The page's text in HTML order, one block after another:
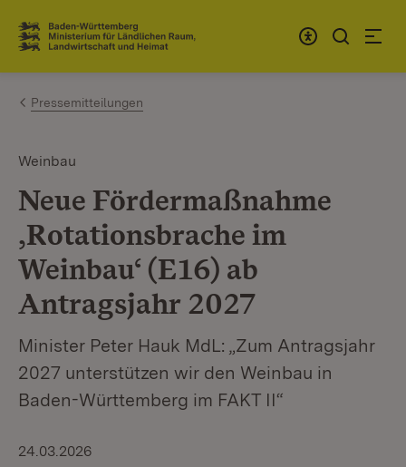
Zum Inhalt springen
Link zur Startseite
Pressemitteilungen
Weinbau
Neue Fördermaßnahme
‚Rotationsbrache im
Weinbau‘ (E16) ab
Antragsjahr 2027
Minister Peter Hauk MdL: „Zum Antragsjahr
2027 unterstützen wir den Weinbau in
Baden-Württemberg im FAKT II“
24.03.2026